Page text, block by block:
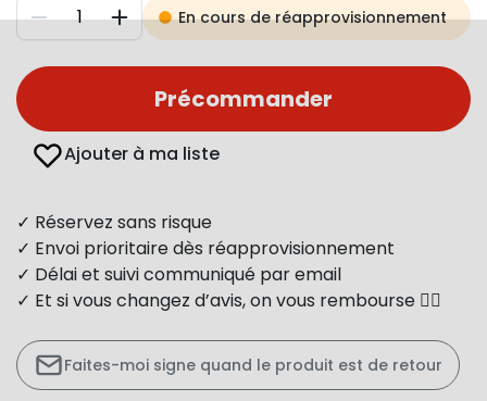
Diminuer AugmenterEn cours de réapprovisionnement
Précommander
Ajouter à ma liste
✓ Réservez sans risque
✓ Envoi prioritaire dès réapprovisionnement
✓ Délai et suivi communiqué par email
✓ Et si vous changez d’avis, on vous rembourse 👍🏻
Faites-moi signe quand le produit est de retour